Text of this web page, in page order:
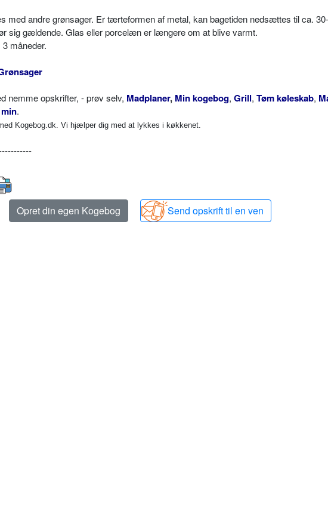
med andre grønsager. Er tærteformen af metal, kan bagetiden nedsættes til ca.
sig gældende. Glas eller porcelæn er længere om at blive varmt.
måneder.
nemme opskrifter, - prøv selv, Madplaner, Min kogebog, Grill, Tøm køleskab,
.
Kogebog.dk. Vi hjælper dig med at lykkes i køkkenet.
Opret din egen Kogebog
Send opskrift til en ven